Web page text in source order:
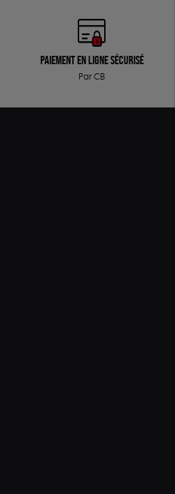
Paiement en ligne sécurisé
Par CB